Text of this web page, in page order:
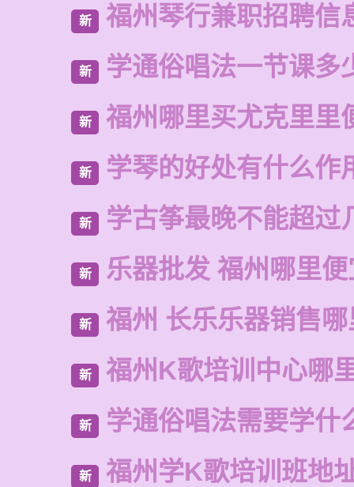
新 福州琴行兼职招聘信
新 学通俗唱法一节课多
新 福州哪里买尤克里里
新 学琴的好处有什么作
新 学古筝最晚不能超过
新 乐器批发 福州哪里
新 福州 长乐乐器销售
新 福州K歌培训中心哪
新 学通俗唱法需要学什
新 福州学K歌培训班地